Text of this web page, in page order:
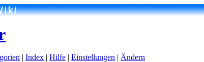
| Index | Hilfe | Einstellungen | Ändern